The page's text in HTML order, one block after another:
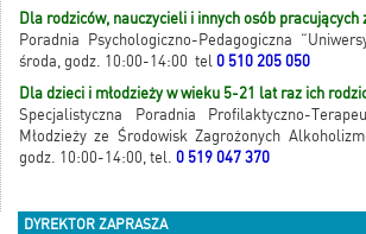
Dla rodziców, nauczycieli i innych osób pracujących
Poradnia Psychologiczno-Pedagogiczna
środa, godz. 10:00-14:00 tel 0 510 205 050
Dla dzieci i młodzieży w wieku 5-21 lat raz ich
Specjalistyczna Poradnia Profilaktyczno-
Młodzieży ze Środowisk Zagrożonych
godz. 10:00-14:00, tel. 0 519 047 370
DYREKTOR ZAPRASZA